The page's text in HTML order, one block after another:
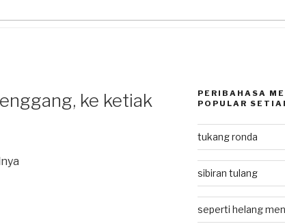
ke ketiak
PERIBAHASA
POPULAR
tukang ronda
sibiran tulang
seperti helang